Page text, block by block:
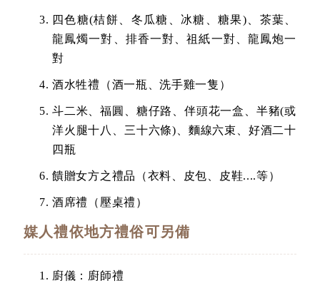
四色糖(桔餅、冬瓜糖、冰糖、糖果)、茶葉、
龍鳳燭一對、排香一對、祖紙一對、龍鳳炮一
對
酒水牲禮（酒一瓶、洗手雞一隻）
斗二米、福圓、糖仔路、伴頭花一盒、半豬(或
洋火腿十八、三十六條)、麵線六束、好酒二十
四瓶
饋贈女方之禮品（衣料、皮包、皮鞋....等）
酒席禮（壓桌禮）
媒人禮依地方禮俗可另備
廚儀：廚師禮